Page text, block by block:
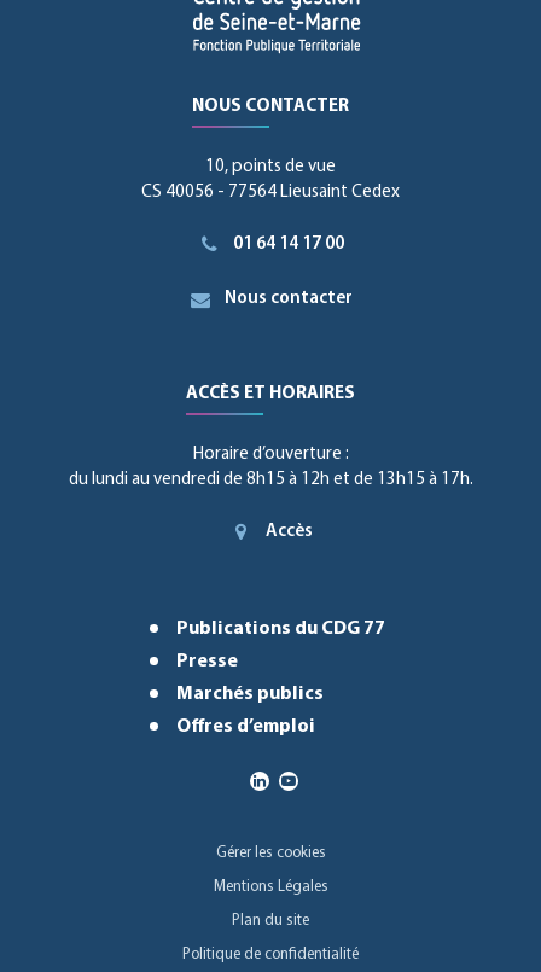
NOUS CONTACTER
10, points de vue
CS 40056 - 77564 Lieusaint Cedex
01 64 14 17 00
Nous contacter
ACCÈS ET HORAIRES
Horaire d’ouverture :
du lundi au vendredi de 8h15 à 12h et de 13h15 à 17h.
Accès
Publications du CDG 77
Presse
Marchés publics
Offres d’emploi
Gérer les cookies
Mentions Légales
Plan du site
Politique de confidentialité